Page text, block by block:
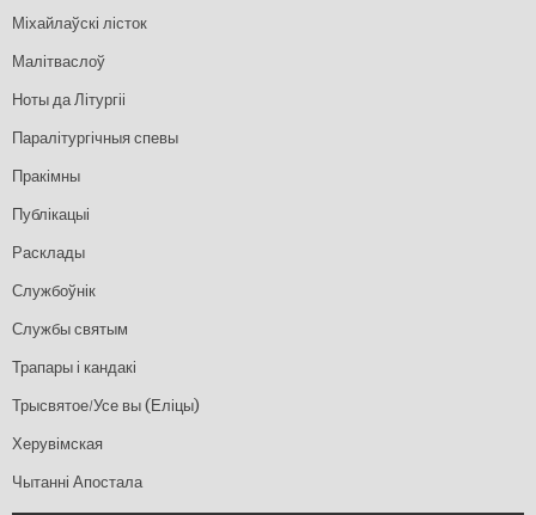
Міхайлаўскі лісток
Малітваслоў
Ноты да Літургіі
Паралітургічныя спевы
Пракімны
Публікацыі
Расклады
Службоўнік
Службы святым
Трапары і кандакі
Трысвятое/Усе вы (Еліцы)
Херувімская
Чытанні Апостала